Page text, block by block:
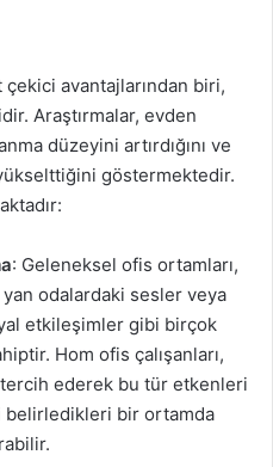
avantajlarından biri,
Araştırmalar, evden
düzeyini artırdığını ve
göstermektedir.
: Geleneksel ofis ortamları,
odalardaki sesler veya
etkileşimler gibi birçok
Hom ofis çalışanları,
tercih ederek bu tür etkenleri
belirledikleri bir ortamda